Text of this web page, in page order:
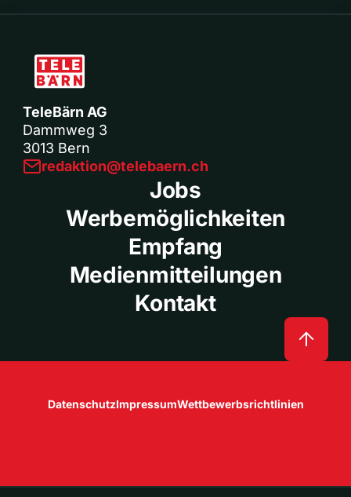
TeleBärn AG
Dammweg 3
3013 Bern
redaktion@telebaern.ch
Jobs
Werbemöglichkeiten
Empfang
Medienmitteilungen
Kontakt
DatenschutzImpressumWettbewerbsrichtlinien